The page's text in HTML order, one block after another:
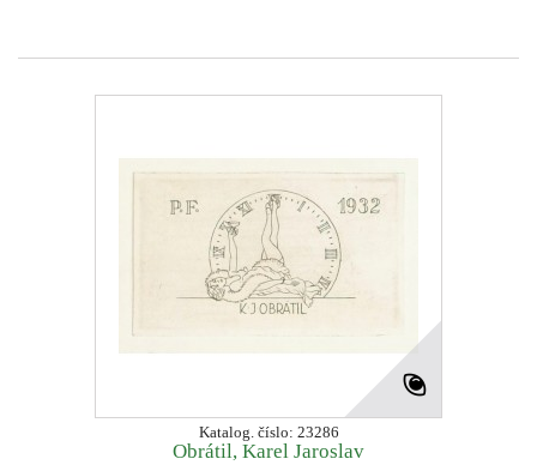
Katalog. číslo: 23286
Obrátil, Karel Jaroslav